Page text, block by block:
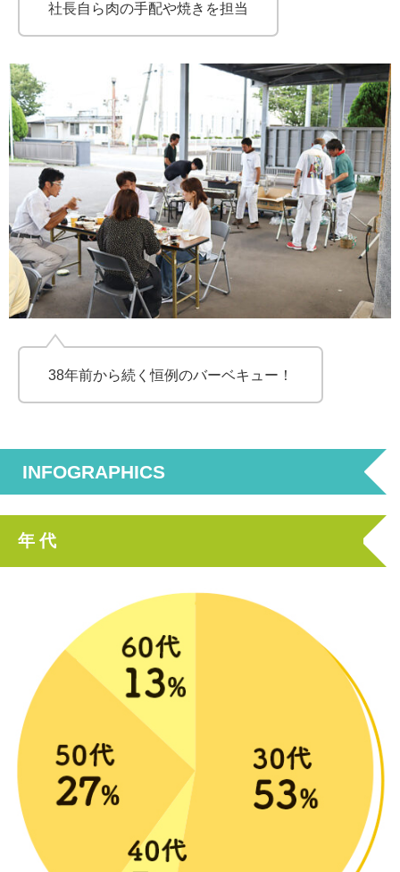
社長自ら肉の手配や焼きを担当
38年前から続く恒例のバーベキュー！
INFOGRAPHICS
年 代